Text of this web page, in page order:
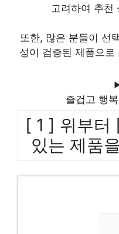
고려하여 추천
또한, 많은 분들이 선
성이 검증된 제품으로
즐겁고 행
[ 1 ] 위부터
있는 제품